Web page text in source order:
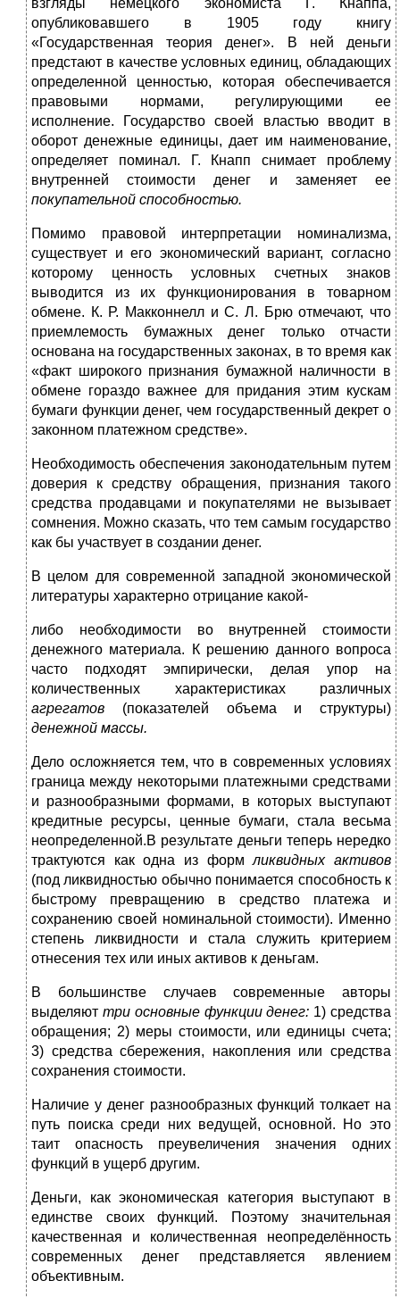
взгляды немецкого экономиста Г. Кнаппа,
опубликовавшего в 1905 году книгу
«Государственная теория денег». В ней деньги
предстают в качестве условных единиц, обладающих
определенной ценностью, которая обеспечивается
правовыми нормами, регулирующими ее
исполнение. Государство своей властью вводит в
оборот денежные единицы, дает им наименование,
определяет поминал. Г. Кнапп снимает проблему
внутренней стоимости денег и заменяет ее
покупательной способностью.
Помимо правовой интерпретации номинализма,
существует и его экономический вариант, согласно
которому ценность условных счетных знаков
выводится из их функционирования в товарном
обмене. К. Р. Макконнелл и С. Л. Брю отмечают, что
приемлемость бумажных денег только отчасти
основана на государственных законах, в то время как
«факт широкого признания бумажной наличности в
обмене гораздо важнее для придания этим кускам
бумаги функции денег, чем государственный декрет о
законном платежном средстве».
Необходимость обеспечения законодательным путем
доверия к средству обращения, признания такого
средства продавцами и покупателями не вызывает
сомнения. Можно сказать, что тем самым государство
как бы участвует в создании денег.
В целом для современной западной экономической
литературы характерно отрицание какой-
либо необходимости во внутренней стоимости
денежного материала. К решению данного вопроса
часто подходят эмпирически, делая упор на
количественных характеристиках различных
агрегатов (показателей объема и структуры)
денежной массы.
Дело осложняется тем, что в современных условиях
граница между некоторыми платежными средствами
и разнообразными формами, в которых выступают
кредитные ресурсы, ценные бумаги, стала весьма
неопределенной.В результате деньги теперь нередко
трактуются как одна из формликвидных активов
(под ликвидностью обычно понимается способность к
быстрому превращению в средство платежа и
сохранению своей номинальной стоимости). Именно
степень ликвидности и стала служить критерием
отнесения тех или иных активов к деньгам.
В большинстве случаев современные авторы
выделяют три основные функции денег: 1) средства
обращения; 2) меры стоимости, или единицы счета;
3) средства сбережения, накопления или средства
сохранения стоимости.
Наличие у денег разнообразных функций толкает на
путь поиска среди них ведущей, основной. Но это
таит опасность преувеличения значения одних
функций в ущерб другим.
Деньги, как экономическая категория выступают в
единстве своих функций. Поэтому значительная
качественная и количественная неопределённость
современных денег представляется явлением
объективным.